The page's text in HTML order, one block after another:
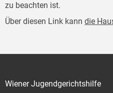
zu beachten ist.
Über diesen Link kann die
Wiener Jugendgerichtshilfe